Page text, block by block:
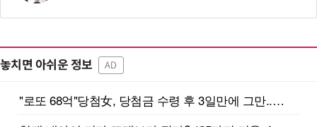
놓치면 아쉬운 정보 AD